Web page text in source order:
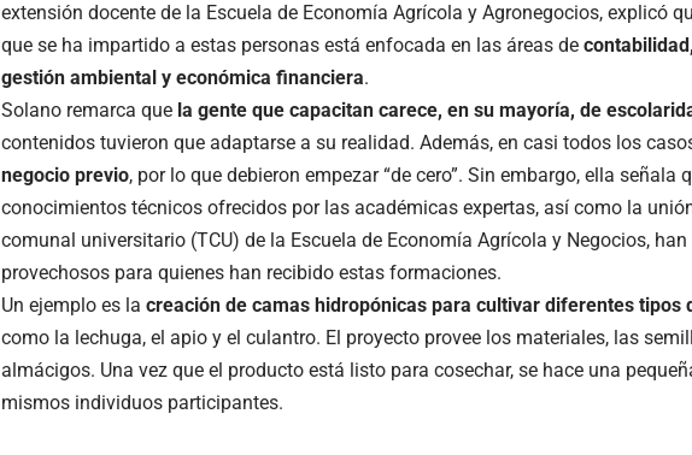
extensión docente de la Escuela de Economía Agrícola y Agronegocios, explicó
que se ha impartido a estas personas está enfocada en las áreas de
gestión ambiental y económica financiera.
Solano remarca que la gente que capacitan carece, en su mayoría, de
contenidos tuvieron que adaptarse a su realidad. Además, en casi todos los
negocio previo, por lo que debieron empezar “de cero”. Sin embargo, ella señala
conocimientos técnicos ofrecidos por las académicas expertas, así como la
comunal universitario (TCU) de la Escuela de Economía Agrícola y Negocios,
provechosos para quienes han recibido estas formaciones.
Un ejemplo es la creación de camas hidropónicas para cultivar diferentes tipos
como la lechuga, el apio y el culantro. El proyecto provee los materiales, las
almácigos. Una vez que el producto está listo para cosechar, se hace una
mismos individuos participantes.